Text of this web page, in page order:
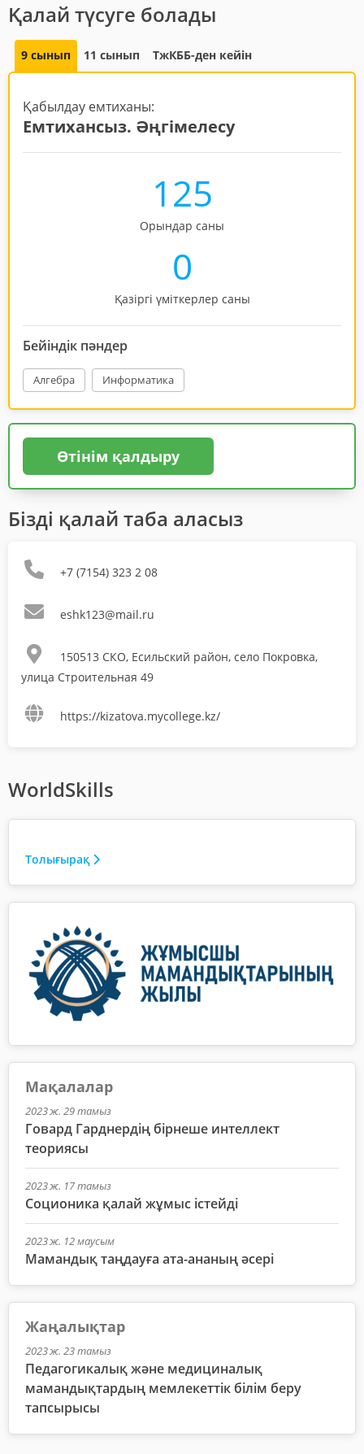
Қалай түсуге болады
9 сынып 11 сынып ТжКББ-ден кейін
Қабылдау емтиханы:
Емтихансыз. Әңгімелесу
125
Орындар саны
0
Қазіргі үміткерлер саны
Бейіндік пәндер
Алгебра Информатика
Өтінім қалдыру
Бізді қалай таба аласыз
+7 (7154) 323 2 08
eshk123@mail.ru
150513 СКО, Есильский район, село Покровка,
улица Строительная 49
https://kizatova.mycollege.kz/
WorldSkills
Толығырақ
Мақалалар
2023 ж. 29 тамыз
Говард Гарднердің бірнеше интеллект
теориясы
2023 ж. 17 тамыз
Соционика қалай жұмыс істейді
2023 ж. 12 маусым
Мамандық таңдауға ата-ананың әсері
Жаңалықтар
2023 ж. 23 тамыз
Педагогикалық және медициналық
мамандықтардың мемлекеттік білім беру
тапсырысы